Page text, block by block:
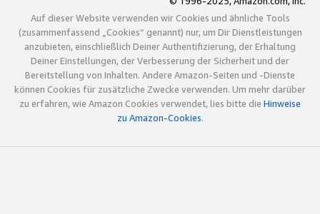
Auf dieser Website verwenden wir Cookies und ähnliche Tools
(zusammenfassend „Cookies“ genannt) nur, um Dir Dienstleistungen
anzubieten, einschließlich Deiner Authentifizierung, der Erhaltung
Deiner Einstellungen, der Verbesserung der Sicherheit und der
Bereitstellung von Inhalten. Andere Amazon-Seiten und -Dienste
können Cookies für zusätzliche Zwecke verwenden. Um mehr darüber
zu erfahren, wie Amazon Cookies verwendet, lies bitte die Hinweise
zu Amazon-Cookies.